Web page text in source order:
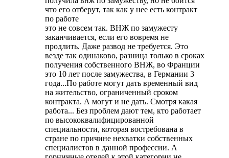
что его отберут, так как у нее есть контракт
по работе
это не совсем так. ВНЖ по замужесту
заканчивается, если его вовремя не
продлить. Даже развод не требуется. Это
везде так одинаково, разница только в сроках
получения собственного ВНЖ, во Франции
это 10 лет после замужества, в Германии 3
года...По работе могут дать временный вид
на жительство, ограниченный сроком
контракта. А могут и не дать. Смотря какая
работа... Без проблем дают тем, кто работает
по высококвалифицированной
специальности, которая востребована в
стране по причине нехватки собственных
специалистов в данной профессии. А